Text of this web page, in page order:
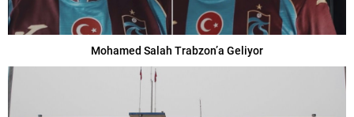
Mohamed Salah Trabzon’a Geliyor